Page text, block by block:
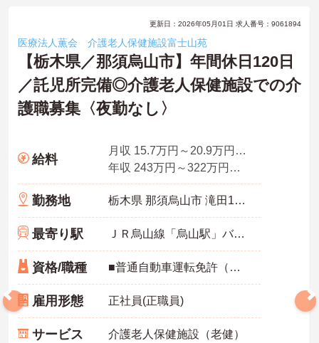
更新日：2026年05月01日 求人番号：9061894
医療法人薫会 介護老人保健施設富士山苑
【栃木県／那須烏山市】年間休日120日
／託児所完備◎介護老人保健施設での介
護職募集〈夜勤なし〉
給料
月収 15.7万円～20.9万円程度 諸手当込※有資格者モデル
年収 243万円～322万円程度
勤務地 栃木県 那須烏山市 滝田1868番地28
最寄り駅 ＪＲ烏山線「烏山駅」バス・車10分
資格/職種 ■普通自動車運転免許（ＡＴ限定可）
雇用形態 正社員(正職員)
サービス 介護老人保健施設（老健）